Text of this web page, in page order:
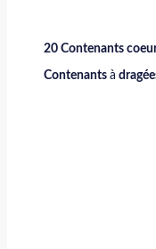
20 Contenants
Contenants à